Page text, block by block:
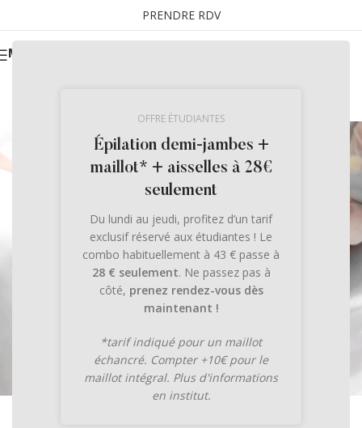
OFFRE ÉTUDIANTES
Épilation demi-jambes +
maillot* + aisselles à 28€
seulement
Du lundi au jeudi, profitez d’un tarif
exclusif réservé aux étudiantes ! Le
combo habituellement à 43 € passe à
28 € seulement. Ne passez pas à
côté, prenez rendez-vous dès
maintenant !
*tarif indiqué pour un maillot
échancré. Compter +10€ pour le
maillot intégral. Plus d'informations
en institut.
PRENDRE RDV
MENU
Épilation à la Lumière
Pulsée à Grenoble et
Vif